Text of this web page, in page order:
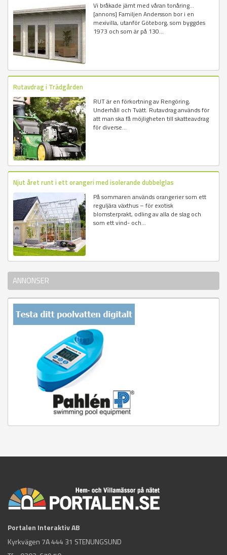
Vi bråkade jämt med våran tonåring...
[annons] Familjen Andersson bor i en
mexivilla, utanför Göteborg, som byggdes
1973 och som är på 130...
Rutavdrag i Trädgården
RUT är en förkortning av Rengöring,
Underhåll och Tvätt. Rutavdrag används för
att man ska få möjligheten till skatteavdrag
för diverse...
Njut året runt i ett orangeri med isolerande dubbelglas
På sommaren används orangerier som ett
reguljära växthus – för exotisk
blomsterprakt, odling av alla de slag och
som ett vind- och...
ANNONSER
Portalen Interaktiv AB
Kyrkvägen 7A 444 31 STENUNGSUND